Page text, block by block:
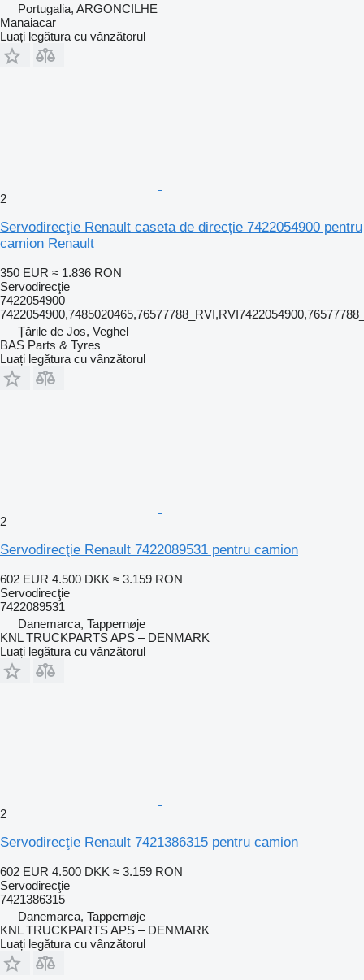
Portugalia, ARGONCILHE
Manaiacar
Luați legătura cu vânzătorul
2
Servodirecţie Renault caseta de direcție 7422054900 pentru
camion Renault
350 EUR ≈ 1.836 RON
Servodirecţie
7422054900
Țările de Jos, Veghel
BAS Parts & Tyres
Luați legătura cu vânzătorul
2
Servodirecţie Renault 7422089531 pentru camion
602 EUR 4.500 DKK ≈ 3.159 RON
Servodirecţie
7422089531
Danemarca, Tappernøje
KNL TRUCKPARTS APS – DENMARK
Luați legătura cu vânzătorul
2
Servodirecţie Renault 7421386315 pentru camion
602 EUR 4.500 DKK ≈ 3.159 RON
Servodirecţie
7421386315
Danemarca, Tappernøje
KNL TRUCKPARTS APS – DENMARK
Luați legătura cu vânzătorul